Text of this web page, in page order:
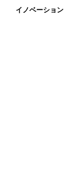
イノベーショ